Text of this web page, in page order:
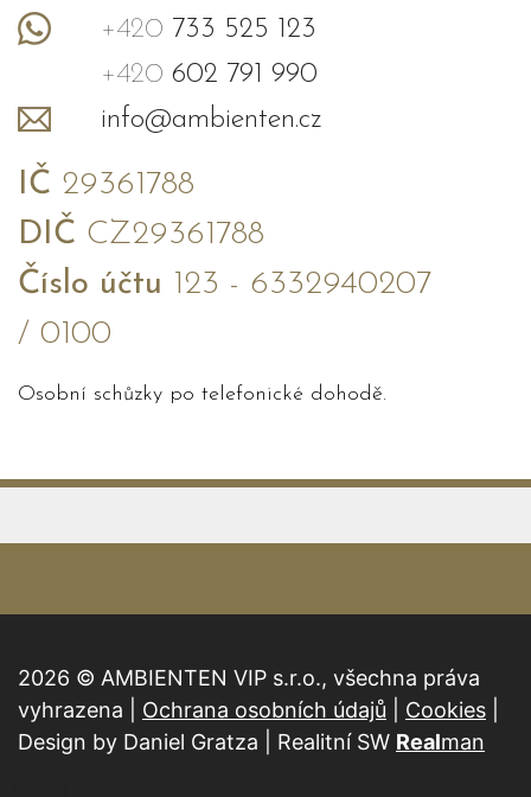
+420 733 525 123
+420 602 791 990
info@ambienten.cz
IČ 29361788
DIČ CZ29361788
Číslo účtu 123 - 6332940207
/ 0100
Osobní schůzky po telefonické dohodě.
2026 © AMBIENTEN VIP s.r.o., všechna práva
vyhrazena | Ochrana osobních údajů Cookies
Design by Daniel Gratza | Realitní SW Realman